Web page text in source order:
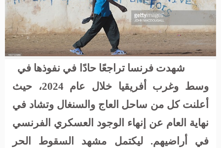
شهدت فرنسا تراجعًا حادًا في نفوذها في
وسط وغرب أفريقيا خلال عام 2024، حيث
أعلنت كل من ساحل العاج والسنغال وتشاد في
نهاية العام عن إنهاء الوجود العسكري الفرنسي
في أراضيهم. ليكتمل مشهد السقوط الحر